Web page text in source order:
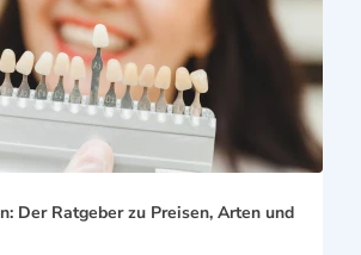
Der Ratgeber zu Preisen, Arten und